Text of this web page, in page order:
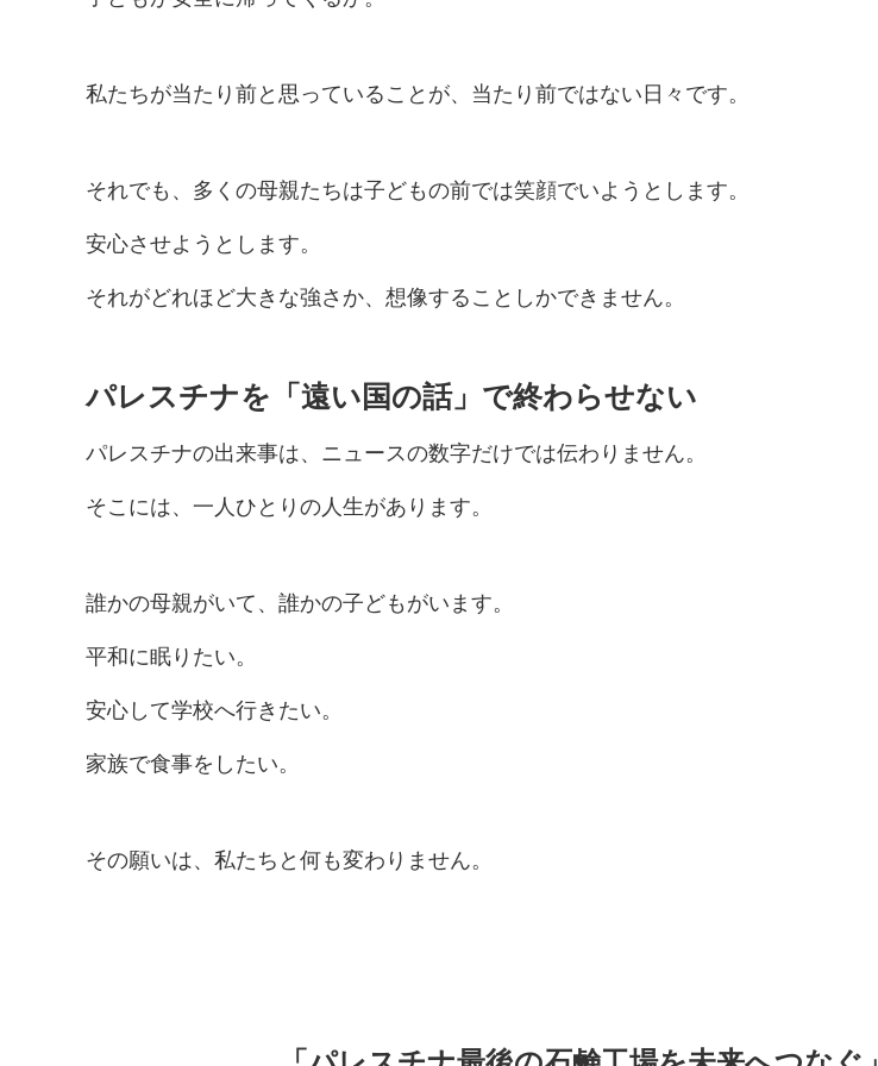
私たちが当たり前と思っていることが、当たり前ではない日々です。
それでも、多くの母親たちは子どもの前では笑顔でいようとします。
安心させようとします。
それがどれほど大きな強さか、想像することしかできません。
パレスチナを「遠い国の話」で終わらせない
パレスチナの出来事は、ニュースの数字だけでは伝わりません。
そこには、一人ひとりの人生があります。
誰かの母親がいて、誰かの子どもがいます。
平和に眠りたい。
安心して学校へ行きたい。
家族で食事をしたい。
その願いは、私たちと何も変わりません。